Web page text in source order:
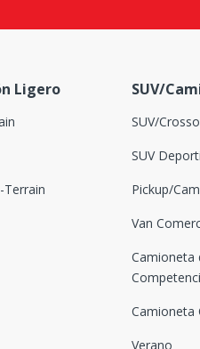
Ligero SUV/
SUV/
SUV
Pickup/
Van
Camioneta
Camioneta
Verano